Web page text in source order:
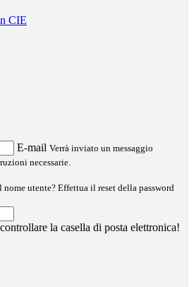
CIE
E-mail Verrà inviato un messaggio
necessarie.
utente? Effettua il reset della password
la casella di posta elettronica!